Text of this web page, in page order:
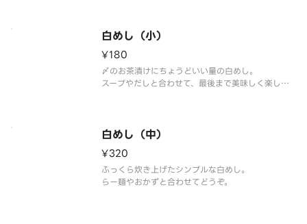
白めし（小）
¥180
〆のお茶漬けにちょうどいい量の白めし。
スープやだしと合わせて、最後まで美味しく楽しめ
白めし（中）
¥320
ふっくら炊き上げたシンプルな白めし。
らー麺やおかずと合わせてどうぞ。